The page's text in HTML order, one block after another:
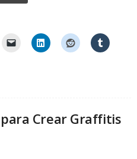
Crear Graffitis